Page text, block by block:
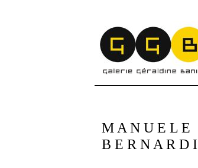
M A N U E L E
B E R N A R D I